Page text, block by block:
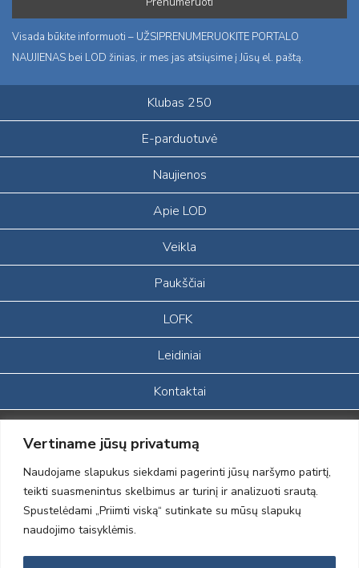
Vertiname jūsų privatumą
Naudojame slapukus siekdami pagerinti jūsų naršymo patirtį,
teikti suasmenintus skelbimus ar turinį ir analizuoti srautą.
Spustelėdami „Priimti viską“ sutinkate su mūsų slapukų
naudojimo taisyklėmis.
Visada būkite informuoti – UŽSIPRENUMERUOKITE PORTALO
NAUJIENAS bei LOD žinias, ir mes jas atsiųsime į Jūsų el. paštą.
Klubas 250
E-parduotuvė
Naujienos
Apie LOD
Veikla
Paukščiai
LOFK
Leidiniai
Kontaktai
Portalas sukurtas įgyvendinant Lietuvos Respublikos, Europos
ekonominės erdvės ir Norvegijos finansinių mechanizmų iš dalies
finansuojamą paprojektį
„LOD visuomeninės /gamtosauginės veiklos sustiprinimas ir įvaizdžio
formavimas įtraukiant visuomenę į aplinkosauginių tyrimų veiklą“
(paprojekčio
įgyvendinimo sutarties numeris 2004-LT0008-NVO-1EEE/NOR-02-